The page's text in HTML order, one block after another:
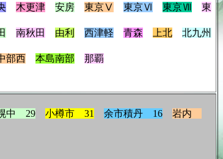
木更津 安房 東京Ⅴ 東京Ⅵ 東京Ⅶ
東
南秋田 由利 西津軽 青森 上北
北九州
部西 本島南部
那覇
中 29 小樽市 31 余市積丹 16
岩内